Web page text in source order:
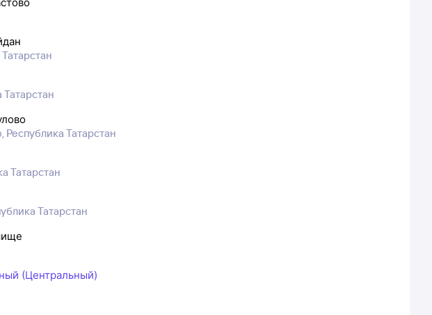
Татарстан
Татарстан
Татарстан
(Центральный)